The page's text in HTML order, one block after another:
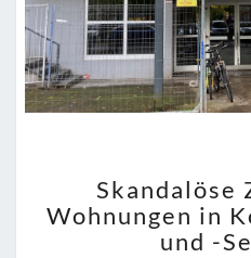
Skandalöse
Wohnungen in
und -